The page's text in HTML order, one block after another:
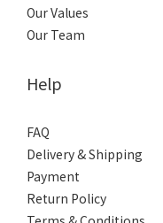
Our Values
Our Team
Help
FAQ
Delivery & Shipping
Payment
Return Policy